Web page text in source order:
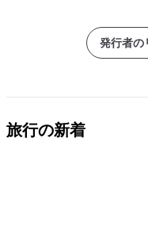
発行者の
旅行の新着